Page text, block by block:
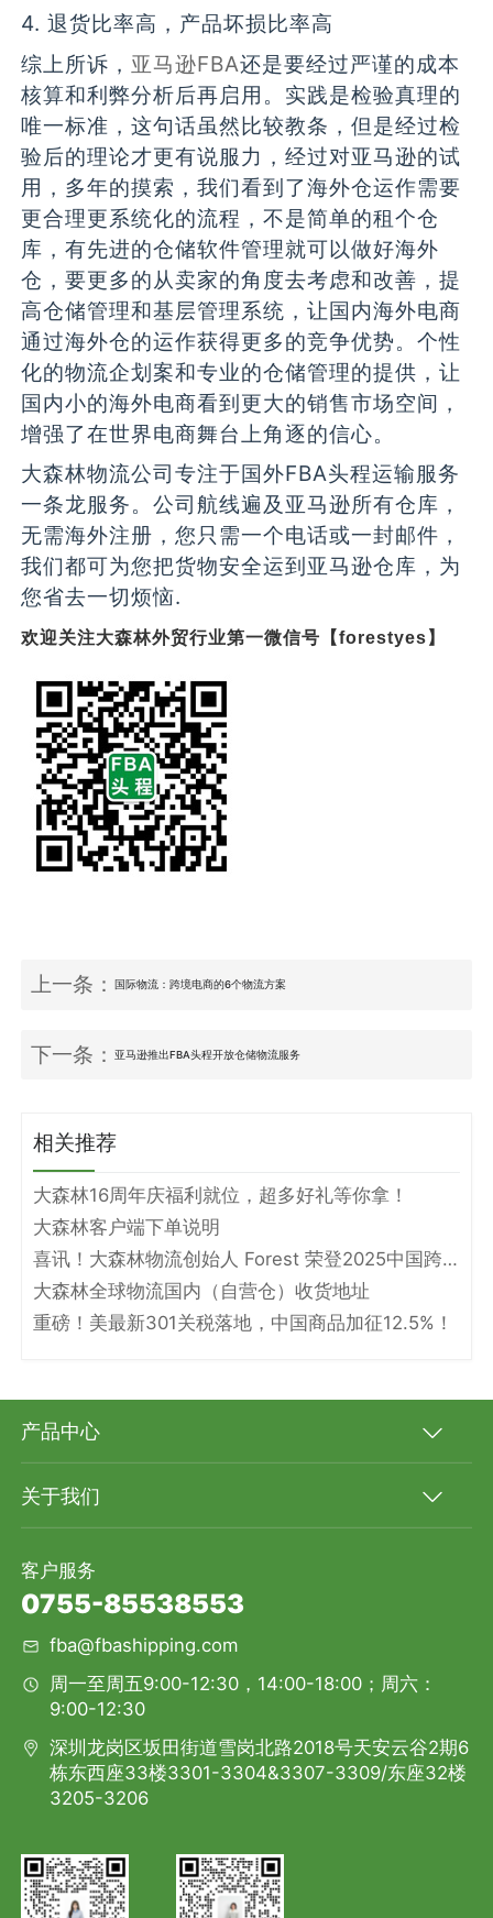
4. 退货比率高，产品坏损比率高
综上所诉， 亚马逊FBA还是要经过严谨的成本
核算和利弊分析后再启用。实践是检验真理的
唯一标准，这句话虽然比较教条，但是经过检
验后的理论才更有说服力，经过对亚马逊的试
用，多年的摸索，我们看到了海外仓运作需要
更合理更系统化的流程，不是简单的租个仓
库，有先进的仓储软件管理就可以做好海外
仓，要更多的从卖家的角度去考虑和改善，提
高仓储管理和基层管理系统，让国内海外电商
通过海外仓的运作获得更多的竞争优势。个性
化的物流企划案和专业的仓储管理的提供，让
国内小的海外电商看到更大的销售市场空间，
增强了在世界电商舞台上角逐的信心。
大森林物流公司专注于国外FBA头程运输服务
一条龙服务。公司航线遍及亚马逊所有仓库，
无需海外注册，您只需一个电话或一封邮件，
我们都可为您把货物安全运到亚马逊仓库，为
您省去一切烦恼.
欢迎关注大森林外贸行业第一微信号【forestyes】
上一条：国际物流：跨境电商的6个物流方案
下一条：亚马逊推出FBA头程开放仓储物流服务
相关推荐
大森林16周年庆福利就位，超多好礼等你拿！
大森林客户端下单说明
喜讯！大森林物流创始人 Forest 荣登2025中国跨境电商物流名人堂！
大森林全球物流国内（自营仓）收货地址
重磅！美最新301关税落地，中国商品加征12.5%！
产品中心
关于我们
客户服务
0755-85538553
fba@fbashipping.com
周一至周五9:00-12:30，14:00-18:00；周六：
9:00-12:30
深圳龙岗区坂田街道雪岗北路2018号天安云谷2期6
栋东西座33楼3301-3304&3307-3309/东座32楼
3205-3206